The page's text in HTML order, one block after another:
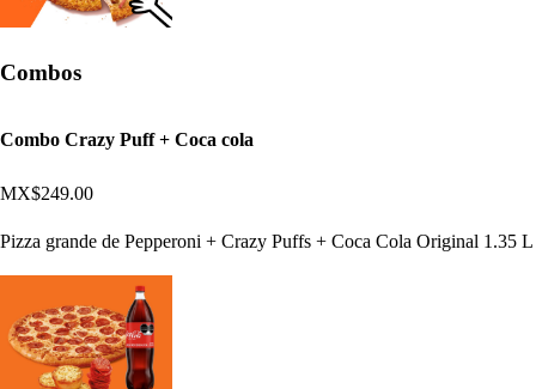
Combos
Combo Crazy Puff + Coca cola
MX$249.00
Pizza grande de Pepperoni + Crazy Puffs + Coca Cola Original 1.35 L